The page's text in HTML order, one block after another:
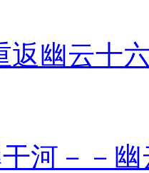
返幽云十
河－－